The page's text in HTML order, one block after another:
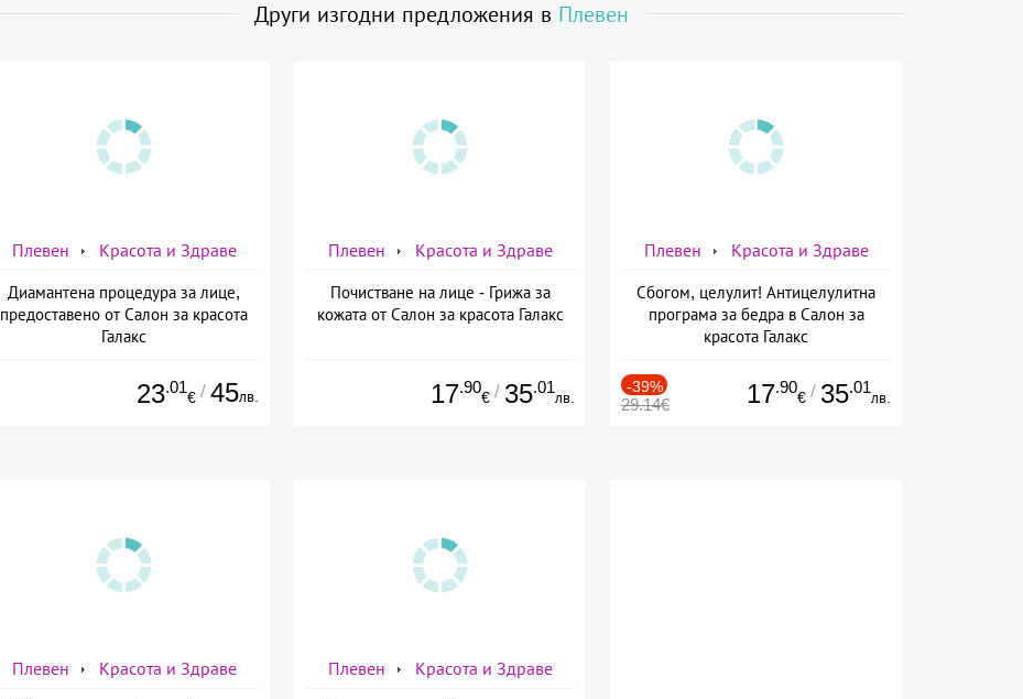
Други изгодни предложения в Плевен
Плевен Красота и Здраве
Диамантена процедура за лице,
предоставено от Салон за красота
Галакс
23.01
€ / 45лв.
Плевен Красота и Здраве
Почистване на лице - Грижа за
кожата от Салон за красота Галакс
17.90
€ / 35.01
лв.
Плевен Красота и Здраве
Сбогом, целулит! Антицелулитна
програма за бедра в Салон за
красота Галакс
-39%
29.14€ 17.90
€ / 35.01
лв.
Плевен Красота и Здраве Плевен Красота и Здраве